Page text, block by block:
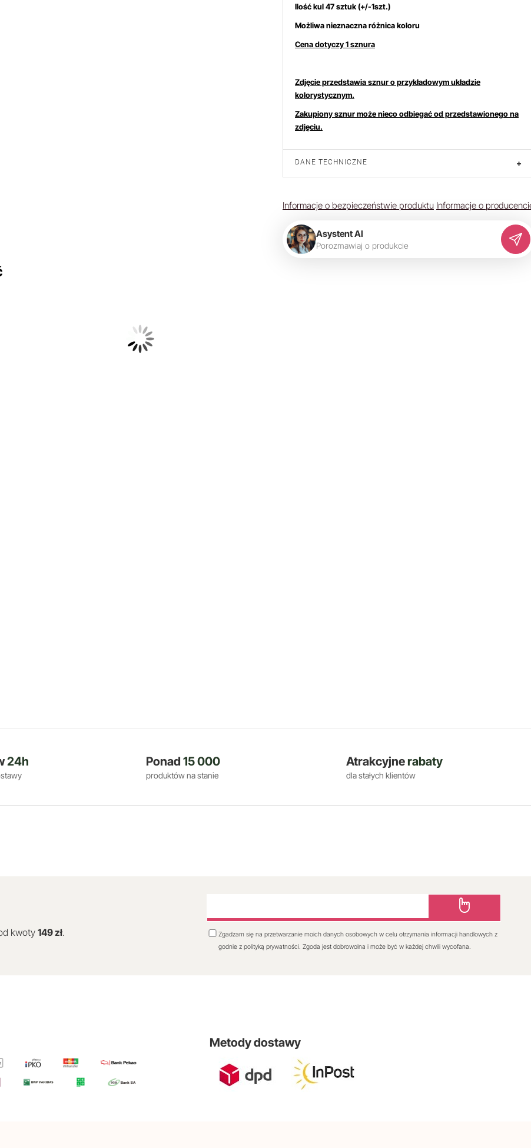
Ilość kul 47 sztuk (+/-1szt.)
Możliwa nieznaczna różnica koloru
Cena dotyczy 1 sznura
Zdjęcie przedstawia sznur o przykładowym układzie
kolorystycznym.
Zakupiony sznur może nieco odbiegać od przedstawionego na
zdjęciu.
DANE TECHNICZNE +
Informacje o bezpieczeństwie produktu Informacje o
Asystent AI
Porozmawiaj o produkcie
24h Ponad 15 000
produktów na stanie
Atrakcyjnerabaty
dla stałych klientów
kwoty149 zł.
Zgadzam się na przetwarzanie moich danych osobowych w celu otrzymania informacji handlowych z
godnie z polityką prywatności. Zgoda jest dobrowolna i może być w każdej chwili wycofana.
Metody dostawy